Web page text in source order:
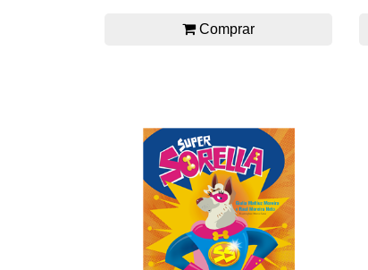
Comprar